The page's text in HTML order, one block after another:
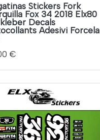
Stickers Fork
Fox 34 2018 Elx80
Decals
Adesivi Forcela
€